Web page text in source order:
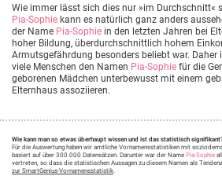
Wie immer lässt sich dies nur »im Durchschnitt«
Pia-Sophie kann es natürlich ganz anders
der Name Pia-Sophie in den letzten Jahren bei
hoher Bildung, überdurchschnittlich hohem
Armutsgefährdung besonders beliebt war. Daher
viele Menschen den Namen Pia-Sophie für die
geborenen Mädchen unterbewusst mit einem
Elternhaus assoziieren.
Wie kann man so etwas überhaupt wissen und ist das statistisch
Für die Auswertung haben wir amtliche Vornamensstatistiken mit
basiert auf über 300.000 Datensätzen. Darunter war der Name Pia-Sophie
vertreten, so dass die statistischen Aussagen zu diesem Namen als
zur SmartGenius-Vornamensstatistik.